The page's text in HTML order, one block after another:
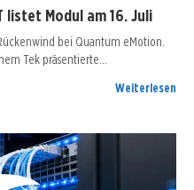
listet Modul am 16. Juli
bei Quantum eMotion.
Tek präsentierte…
Weiterlesen